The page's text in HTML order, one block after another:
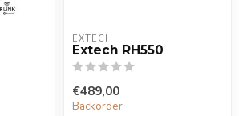
EXTECH
Extech RH550
€489,00
Backorder